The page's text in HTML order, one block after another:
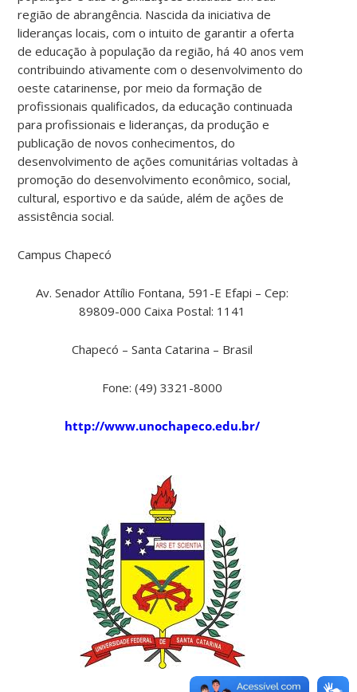
região de abrangência. Nascida da iniciativa de
lideranças locais, com o intuito de garantir a oferta
de educação à população da região, há 40 anos vem
contribuindo ativamente com o desenvolvimento do
oeste catarinense, por meio da formação de
profissionais qualificados, da educação continuada
para profissionais e lideranças, da produção e
publicação de novos conhecimentos, do
desenvolvimento de ações comunitárias voltadas à
promoção do desenvolvimento econômico, social,
cultural, esportivo e da saúde, além de ações de
assistência social.
Campus Chapecó
Av. Senador Attílio Fontana, 591-E Efapi – Cep:
89809-000 Caixa Postal: 1141
Chapecó – Santa Catarina – Brasil
Fone: (49) 3321-8000
http://www.unochapeco.edu.br/